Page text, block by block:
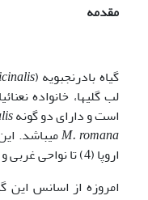
مقدمه
گیاه بادرنجبویه (
است و دارای دو گونه
M. romanaمی­باشد.
اروپا (4) تا نواحی غربی و مرکزی ایران را دارد (2).
امروزه از اسانس این